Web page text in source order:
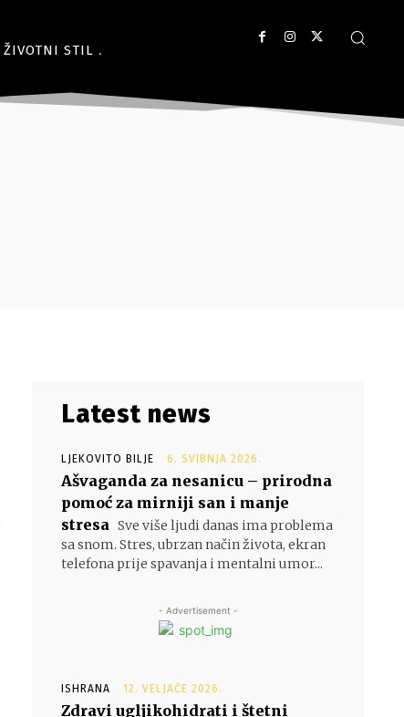
ŽIVOTNI STIL
Latest news
LJEKOVITO BILJE 6. SVIBNJA 2026.
Ašvaganda za nesanicu – prirodna
pomoć za mirniji san i manje
stresa Sve više ljudi danas ima problema
sa snom. Stres, ubrzan način života, ekran
telefona prije spavanja i mentalni umor...
- Advertisement -
ISHRANA 12. VELJAČE 2026.
Zdravi ugljikohidrati i štetni